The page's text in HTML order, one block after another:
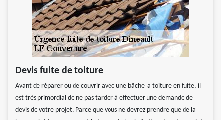
Devis fuite de toiture
Avant de réparer ou de couvrir avec une bâche la toiture en fuite, il
est très primordial de ne pas tarder à effectuer une demande de
devis de votre projet. Parce que vous ne devrez prendre que de la